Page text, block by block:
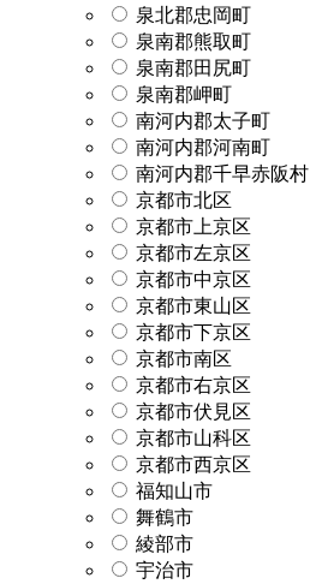
泉北郡忠岡町
泉南郡熊取町
泉南郡田尻町
泉南郡岬町
南河内郡太子町
南河内郡河南町
南河内郡千早赤阪村
京都市北区
京都市上京区
京都市左京区
京都市中京区
京都市東山区
京都市下京区
京都市南区
京都市右京区
京都市伏見区
京都市山科区
京都市西京区
福知山市
舞鶴市
綾部市
宇治市